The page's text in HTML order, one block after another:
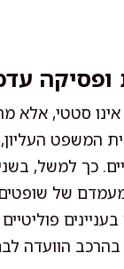
סטטי, אלא
המשפט
כך למשל,
של
פוליטיים
בהרכב הוועדה